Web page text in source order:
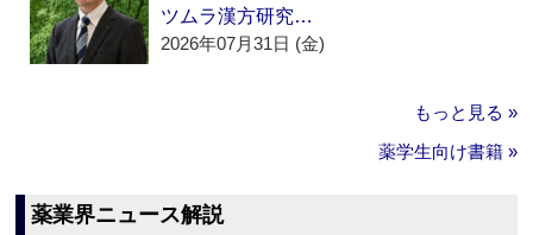
ツムラ漢方研究…
2026年07月31日 (金)
もっと見る »
薬学生向け書籍 »
薬業界ニュース解説